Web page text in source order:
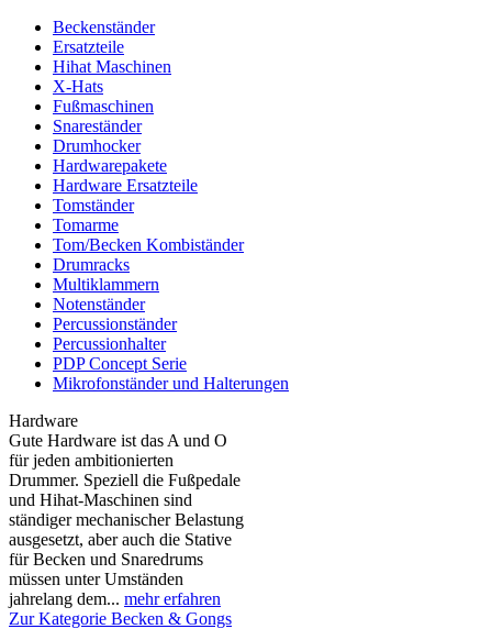
Beckenständer
Ersatzteile
Hihat Maschinen
X-Hats
Fußmaschinen
Snareständer
Drumhocker
Hardwarepakete
Hardware Ersatzteile
Tomständer
Tomarme
Tom/Becken Kombiständer
Drumracks
Multiklammern
Notenständer
Percussionständer
Percussionhalter
PDP Concept Serie
Mikrofonständer und Halterungen
Hardware
Gute Hardware ist das A und O
für jeden ambitionierten
Drummer. Speziell die Fußpedale
und Hihat-Maschinen sind
ständiger mechanischer Belastung
ausgesetzt, aber auch die Stative
für Becken und Snaredrums
müssen unter Umständen
jahrelang dem... mehr erfahren
Zur Kategorie Becken & Gongs